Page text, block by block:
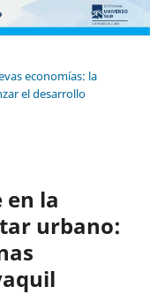
economías: la
el desarrollo
la
urbano: